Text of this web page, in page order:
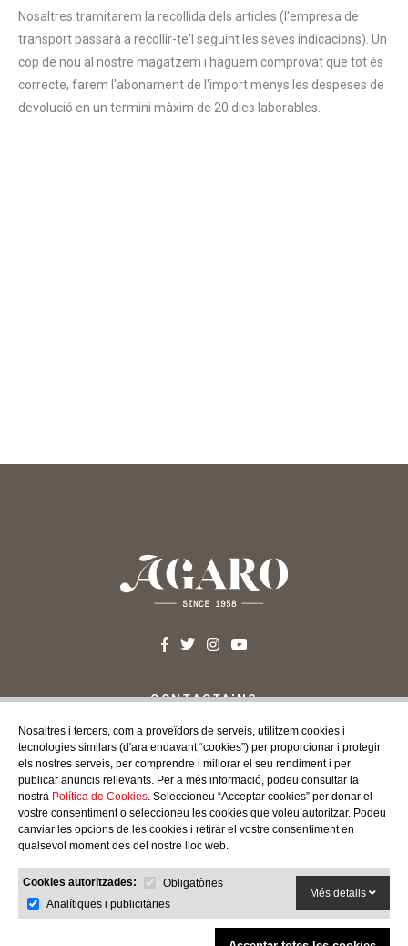
Nosaltres i tercers, com a proveïdors de serveis, utilitzem cookies i
tecnologies similars (d'ara endavant “cookies”) per proporcionar i protegir
els nostres serveis, per comprendre i millorar el seu rendiment i per
publicar anuncis rellevants. Per a més informació, podeu consultar la
nostra Política de Cookies. Seleccioneu “Acceptar cookies” per donar el
vostre consentiment o seleccioneu les cookies que voleu autoritzar. Podeu
canviar les opcions de les cookies i retirar el vostre consentiment en
qualsevol moment des del nostre lloc web.
Cookies autoritzades:
Obligatòries
Analítiques i publicitàries
Més detalls
Nosaltres tramitarem la recollida dels articles (l'empresa de
transport passarà a recollir-te'l seguint les seves indicacions). Un
cop de nou al nostre magatzem i haguem comprovat que tot és
correcte, farem l'abonament de l'import menys les despeses de
devolució en un termini màxim de 20 dies laborables.
CONTACTA'NS
c/ Santa Teresa, 24 17220
Sant Feliu de Guíxols (Girona)
Costa Brava
Tel. 972 32 76 43
info@agaroprofessional.com
INFORMACIÓ
Avís Legal
Condicions generals de compra
Política de cookies
Política de devolucions